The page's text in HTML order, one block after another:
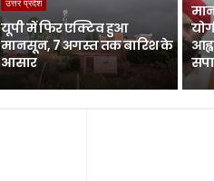
उत्तर प्रदेश
यूपी में फिर एक्टिव हुआ
मानसून, 7 अगस्त तक बारिश के
आसार